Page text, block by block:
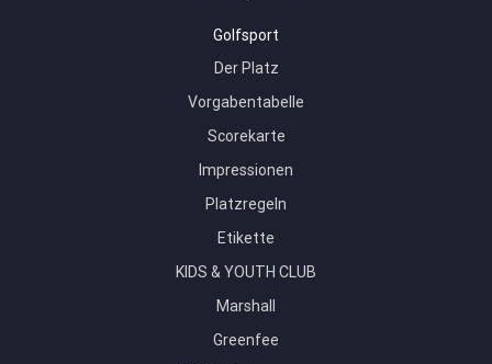
Golfsport
Der Platz
Vorgabentabelle
Scorekarte
Impressionen
Platzregeln
Etikette
KIDS & YOUTH CLUB
Marshall
Greenfee